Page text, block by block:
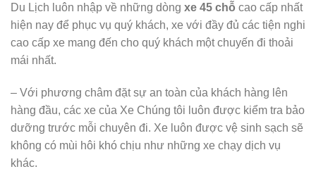
Du Lịch luôn nhập về những dòng xe 45 chỗ cao cấp nhất
hiện nay để phục vụ quý khách, xe với đầy đủ các tiện nghi
cao cấp xe mang đến cho quý khách một chuyến đi thoải
mái nhất.
– Với phương châm đặt sự an toàn của khách hàng lên
hàng đầu, các xe của Xe Chúng tôi luôn được kiểm tra bảo
dưỡng trước mỗi chuyên đi. Xe luôn được vệ sinh sạch sẽ
không có mùi hôi khó chịu như những xe chạy dịch vụ
khác.